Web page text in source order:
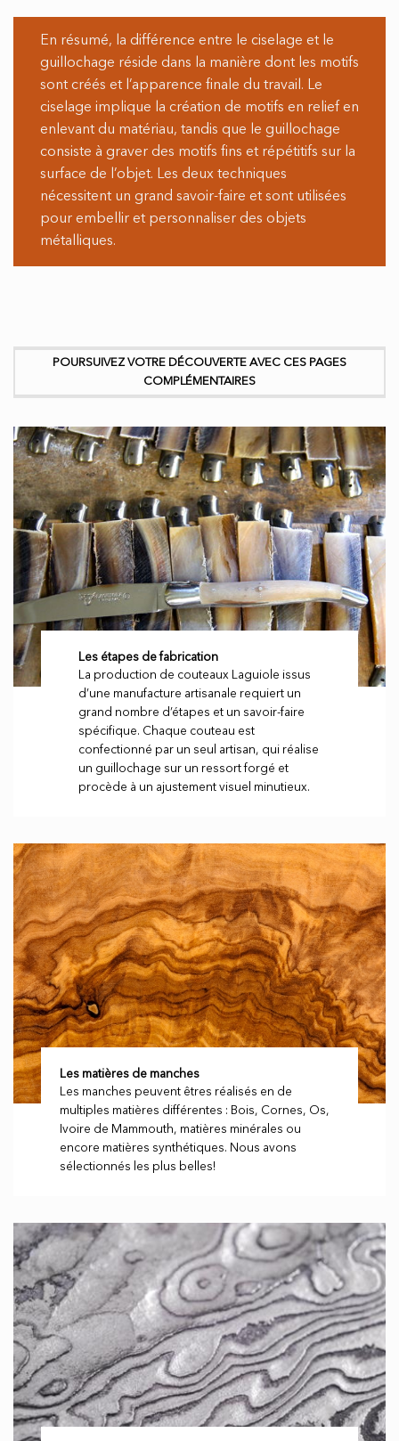
En résumé, la différence entre le ciselage et le
guillochage réside dans la manière dont les motifs
sont créés et l’apparence finale du travail. Le
ciselage implique la création de motifs en relief en
enlevant du matériau, tandis que le guillochage
consiste à graver des motifs fins et répétitifs sur la
surface de l’objet. Les deux techniques
nécessitent un grand savoir-faire et sont utilisées
pour embellir et personnaliser des objets
métalliques.
POURSUIVEZ VOTRE DÉCOUVERTE AVEC CES PAGES
COMPLÉMENTAIRES
Les étapes de fabrication
La production de couteaux Laguiole issus
d’une manufacture artisanale requiert un
grand nombre d’étapes et un savoir-faire
spécifique. Chaque couteau est
confectionné par un seul artisan, qui réalise
un guillochage sur un ressort forgé et
procède à un ajustement visuel minutieux.
Les matières de manches
Les manches peuvent êtres réalisés en de
multiples matières différentes : Bois, Cornes, Os,
Ivoire de Mammouth, matières minérales ou
encore matières synthétiques. Nous avons
sélectionnés les plus belles!